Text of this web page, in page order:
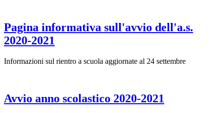
Pagina informativa sull'avvio dell'a.s.
2020-2021
Informazioni sul rientro a scuola aggiornate al 24 settembre
Avvio anno scolastico 2020-2021